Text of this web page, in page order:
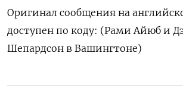
Оригинал сообщения на
доступен по коду: (Рами Айюб и
Шепардсон в Вашингтоне)